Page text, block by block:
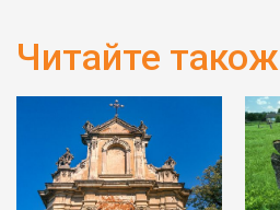
Читайте також